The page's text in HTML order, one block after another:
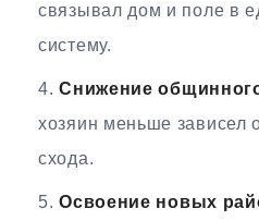
связывал дом и поле в
систему.
Снижение
хозяин меньше зависел
схода.
Освоение новых